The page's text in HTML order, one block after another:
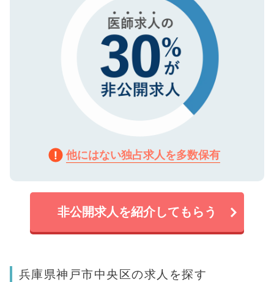
他にはない独占求人を多数保有
非公開求人を紹介してもらう
兵庫県神戸市中央区の求人を探す